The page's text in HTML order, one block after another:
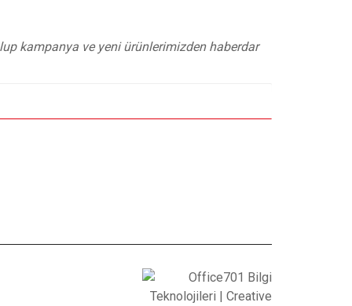
kampanya ve yeni ürünlerimizden haberdar